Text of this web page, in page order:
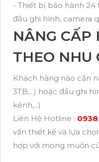
- Thiết bị bảo hành
đầu ghi hình, camera
NÂNG CẤP
THEO NHU
Khách hàng nào cần
3TB,...) hoặc đầu ghi
kênh,...)
Liên Hệ Hotline : 0938
vấn thiết kế và lựa
hợp với mong muốn